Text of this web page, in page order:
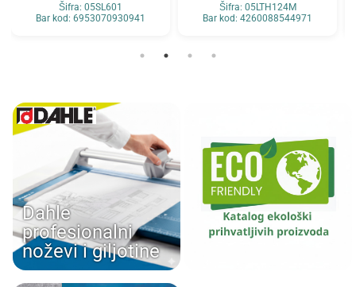
Šifra: 05SL601
6953070930941
Šifra: 05LTH124M
Bar kod: 4260088544971
Dahle
profesionalni
noževi i giljotine